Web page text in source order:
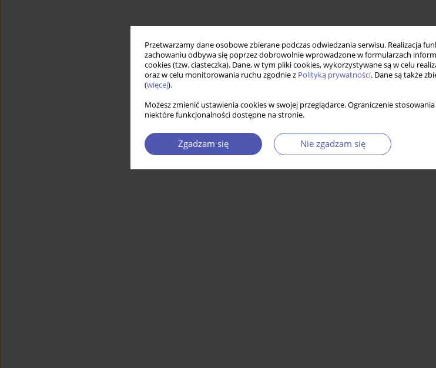
Przetwarzamy dane osobowe zbierane podczas odwiedzania serwisu. Realizacja
zachowaniu odbywa się poprzez dobrowolnie wprowadzone w formularzach
cookies (tzw. ciasteczka). Dane, w tym pliki cookies, wykorzystywane są w celu
oraz w celu monitorowania ruchu zgodnie z Polityką prywatności. Dane są także
(więcej).
Możesz zmienić ustawienia cookies w swojej przeglądarce. Ograniczenie
niektóre funkcjonalności dostępne na stronie.
Zgadzam się Nie zgadzam się